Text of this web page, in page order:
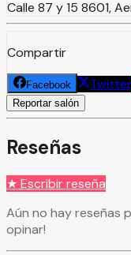
Calle 87 y 15 8601,
Compartir
Facebook Twitter
Reportar salón
Reseñas
★ Escribir reseña
Aún no hay reseñas
opinar!